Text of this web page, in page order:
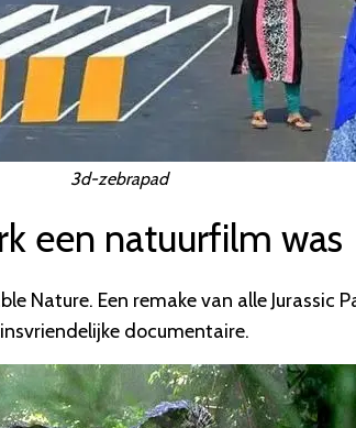
3d-zebrapad
een natuurfilm was
Nature. Een remake van alle
documentaire.